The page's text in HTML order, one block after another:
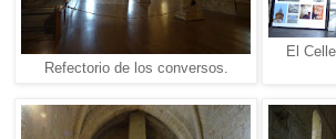
Refectorio de los conversos.
El